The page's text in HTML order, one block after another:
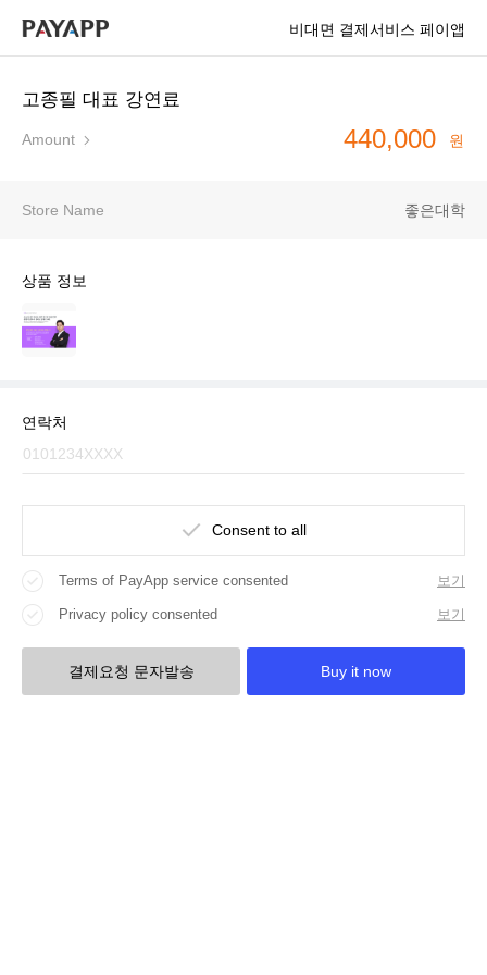
비대면 결제서비스 페이앱
고종필 대표 강연료
Amount 440,000 원
Store Name 좋은대학
상품 정보
연락처
Consent to all
Terms of PayApp service consented 보기
Privacy policy consented 보기
결제요청 문자발송 Buy it now